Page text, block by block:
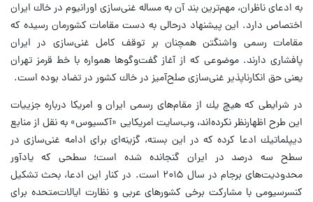
به ادعای ناظران، مهم‌ترین بند آن به مساله غنی‌سازی اورانیوم در خاك ایران
اختصاص دارد. این پیشنهاد درحالی به دست مقامات كشورمان رسیده كه
مقامات رسمی واشنگتن همچنان بر توقف كامل غنی‌سازی در ایران
پافشاری دارند. موضوعی كه از آغاز گفت‌وگوها همواره با خط قرمز تهران
یعنی حق انكارناپذیر غنی‌سازی صلح‌آمیز در خاك كشور در تضاد بوده است.
در شرایطی كه هیچ‌ یك از مقام‌های رسمی ایران و امریكا درباره جزییات
این طرح اظهارنظر نكرده‌اند، وب‌سایت امریكایی «آكسیوس» به نقل از منابع
دیپلماتیك ادعا كرده كه در این بسته، گزینه‌ای برای ادامه غنی‌سازی در
سطح سه درصد در ایران گنجانده شده است؛ سطحی كه یادآور
محدودیت‌های برجام در سال ۲۰۱۵ است. در كنار این ادعا، بحث تشكیل
كنسرسیومی با مشاركت برخی كشورهای عربی و نظارت ایالات‌متحده برای